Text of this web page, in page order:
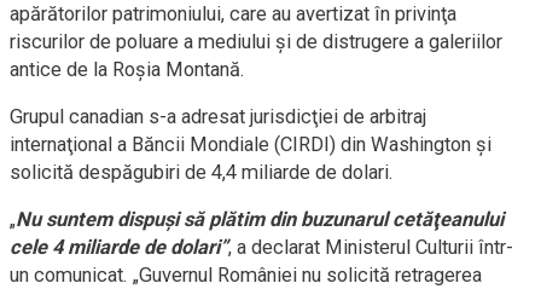
apărătorilor patrimoniului, care au avertizat în privinţa
riscurilor de poluare a mediului şi de distrugere a galeriilor
antice de la Roşia Montană.
Grupul canadian s-a adresat jurisdicţiei de arbitraj
internaţional a Băncii Mondiale (CIRDI) din Washington şi
solicită despăgubiri de 4,4 miliarde de dolari.
„Nu suntem dispuşi să plătim din buzunarul cetăţeanului
cele 4 miliarde de dolari”, a declarat Ministerul Culturii într-
un comunicat. „Guvernul României nu solicită retragerea